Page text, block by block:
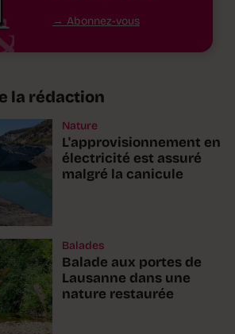
Abonnez-vous
la rédaction
Nature
L'approvisionnement en
électricité est assuré
malgré la canicule
Balades
Balade aux portes de
Lausanne dans une
nature restaurée